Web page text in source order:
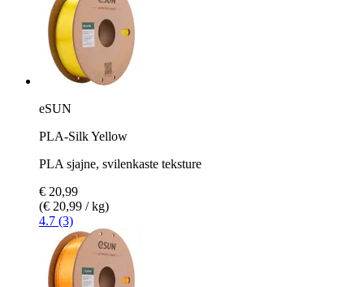
eSUN
PLA-Silk Yellow
PLA sjajne, svilenkaste teksture
€ 20,99
(€ 20,99 / kg)
4.7 (3)